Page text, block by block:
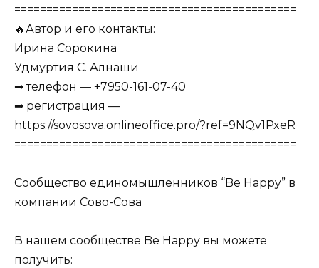
============================================
🔥Автор и его контакты:
Ирина Сорокина
Удмуртия С. Алнаши
➡ телефон — +7950-161-07-40
➡ регистрация —
https://sovosova.onlineoffice.pro/?ref=9NQv1PxeR
============================================
Сообщество единомышленников “Be Happy” в
компании Сово-Сова
В нашем сообществе Be Happy вы можете
получить: